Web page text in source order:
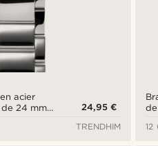
acier
24 mm -
24,95 €
TRENDHIM
12